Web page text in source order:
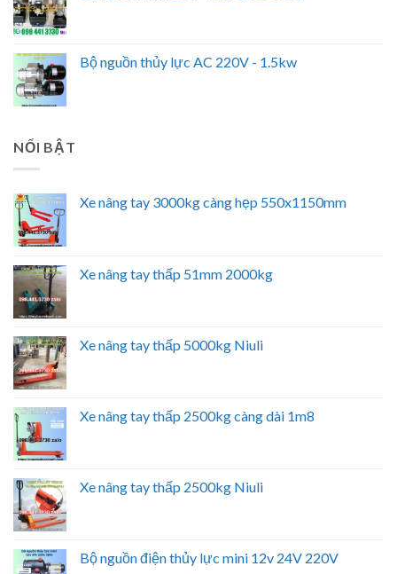
Bộ nguồn thủy lực AC 220V - 1.5kw
NỔI BẬT
Xe nâng tay 3000kg càng hẹp 550x1150mm
Xe nâng tay thấp 51mm 2000kg
Xe nâng tay thấp 5000kg Niuli
Xe nâng tay thấp 2500kg càng dài 1m8
Xe nâng tay thấp 2500kg Niuli
Bộ nguồn điện thủy lực mini 12v 24V 220V